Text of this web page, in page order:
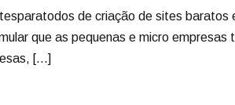
de criação de sites
que as pequenas e micro
[…]